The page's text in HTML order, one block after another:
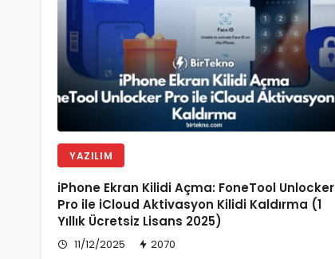
YAZILIM
iPhone Ekran Kilidi Açma: FoneTool Unlocker
Pro ile iCloud Aktivasyon Kilidi Kaldırma (1
Yıllık Ücretsiz Lisans 2025)
11/12/2025
2070